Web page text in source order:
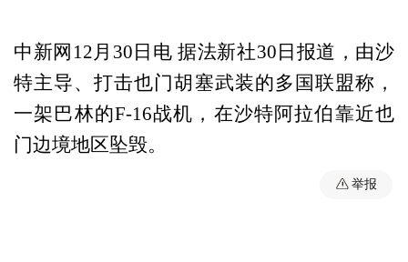
中新网12月30日电 据法新社30日报道，由沙
特主导、打击也门胡塞武装的多国联盟称，
一架巴林的F-16战机，在沙特阿拉伯靠近也
门边境地区坠毁。
举报